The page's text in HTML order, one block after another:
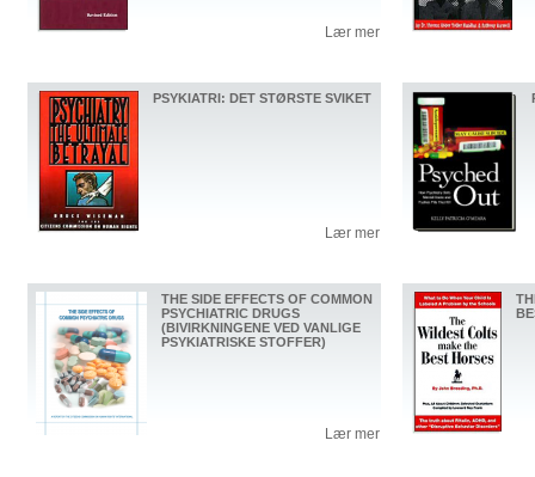
Lær mer
PSYKIATRI: DET STØRSTE SVIKET
Lær mer
THE SIDE EFFECTS OF COMMON
PSYCHIATRIC DRUGS
(BIVIRKNINGENE VED VANLIGE
PSYKIATRISKE STOFFER)
Lær mer